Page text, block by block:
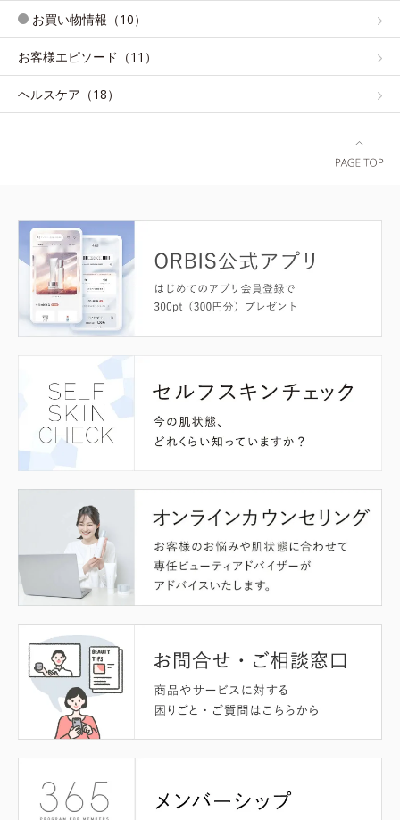
お買い物情報（10）
お客様エピソード（11）
ヘルスケア（18）